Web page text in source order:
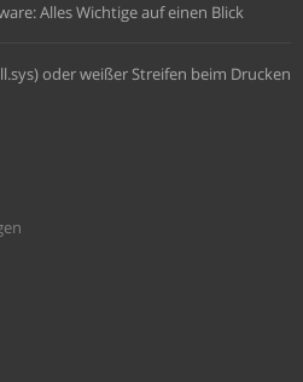
Alles Wichtige auf einen Blick
oder weißer Streifen beim Drucken